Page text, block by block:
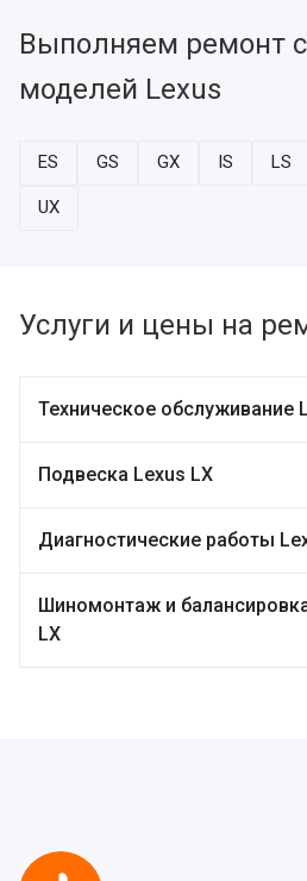
Выполняем ремонт
моделей Lexus
ES GS GX IS LS
UX
Услуги и цены на
Техническое обслуживание
Подвеска Lexus LX
Диагностические работы
Шиномонтаж и
LX